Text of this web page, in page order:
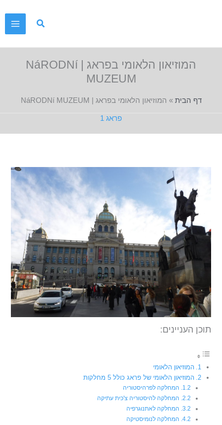
המוזיאון הלאומי בפראג | NáRODNí
MUZEUM
דף הבית » המוזיאון הלאומי בפראג | NáRODNí MUZEUM
פראג 1
תוכן העניינים:
המוזיאון הלאומי
המוזיאון הלאומי של פראג כולל 5 מחלקות
המחלקה לפרהיסטוריה
המחלקה להיסטוריה צ'כית עתיקה
המחלקה לאתנוגרפיה
המחלקה לנומיסטיקה